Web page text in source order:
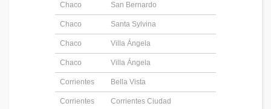
Chaco San Bernardo
Chaco Santa Sylvina
Chaco Villa Ángela
Chaco Villa Ángela
Corrientes Bella Vista
Corrientes Corrientes Ciudad